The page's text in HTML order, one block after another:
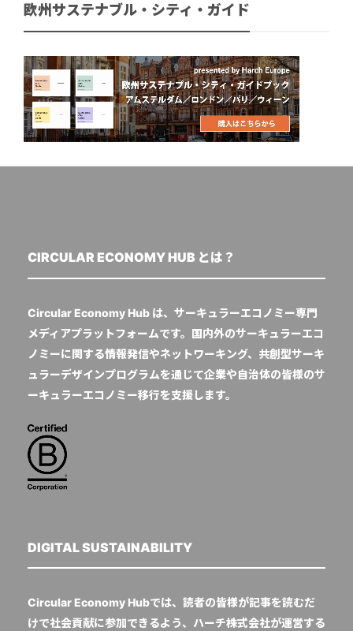
欧州サステナブル・シティ・ガイド
CIRCULAR ECONOMY HUB とは？
Circular Economy Hub は、サーキュラーエコノミー専門
メディアプラットフォームです。国内外のサーキュラーエコ
ノミーに関する情報発信やネットワーキング、共創型サーキ
ュラーデザインプログラムを通じて企業や自治体の皆様のサ
ーキュラーエコノミー移行を支援します。
DIGITAL SUSTAINABILITY
Circular Economy Hubでは、読者の皆様が記事を読むだ
けで社会貢献に参加できるよう、ハーチ株式会社が運営する